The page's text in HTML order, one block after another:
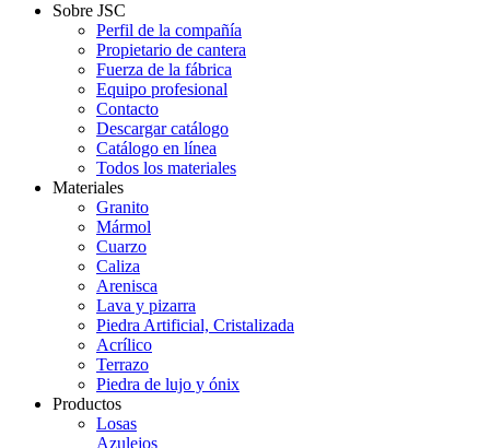
Sobre JSC
Perfil de la compañía
Propietario de cantera
Fuerza de la fábrica
Equipo profesional
Contacto
Descargar catálogo
Catálogo en línea
Todos los materiales
Materiales
Granito
Mármol
Cuarzo
Caliza
Arenisca
Lava y pizarra
Piedra Artificial, Cristalizada
Acrílico
Terrazo
Piedra de lujo y ónix
Productos
Losas
Azulejos